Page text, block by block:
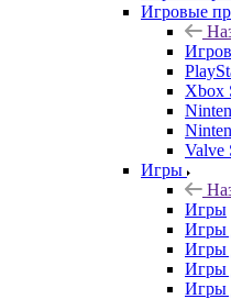
Игровые
Xbox
Valve
Игры
Игры
Игры
Игры
Игры
Игры